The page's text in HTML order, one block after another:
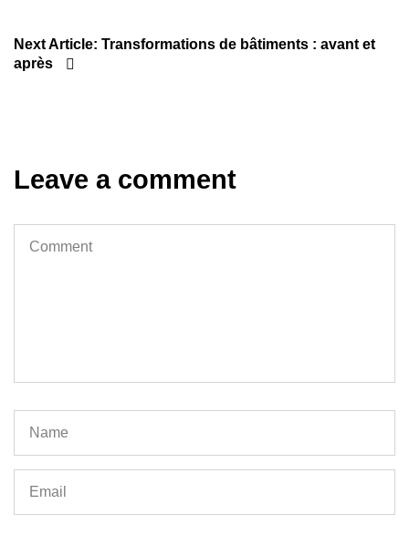
Next Article: Transformations de bâtiments : avant et
après
Leave a comment